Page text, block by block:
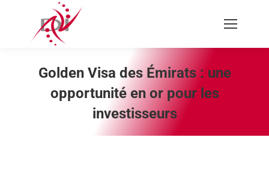
Recherche
:
Golden Visa des Émirats : une
opportunité en or pour les
investisseurs
Vous êtes ici :